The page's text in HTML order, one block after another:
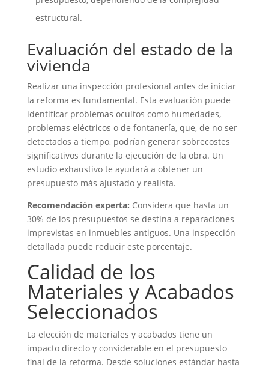
estructural.
Evaluación del estado de la
vivienda
Realizar una inspección profesional antes de iniciar
la reforma es fundamental. Esta evaluación puede
identificar problemas ocultos como humedades,
problemas eléctricos o de fontanería, que, de no ser
detectados a tiempo, podrían generar sobrecostes
significativos durante la ejecución de la obra. Un
estudio exhaustivo te ayudará a obtener un
presupuesto más ajustado y realista.
Recomendación experta: Considera que hasta un
30% de los presupuestos se destina a reparaciones
imprevistas en inmuebles antiguos. Una inspección
detallada puede reducir este porcentaje.
Calidad de los
Materiales y Acabados
Seleccionados
La elección de materiales y acabados tiene un
impacto directo y considerable en el presupuesto
final de la reforma. Desde soluciones estándar hasta